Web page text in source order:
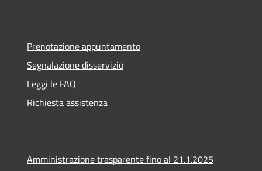
Prenotazione appuntamento
Segnalazione disservizio
Leggi le FAQ
Richiesta assistenza
Amministrazione trasparente fino al 21.1.2025